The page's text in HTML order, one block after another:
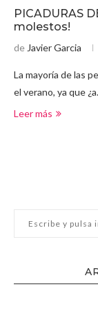
PICADURAS
molestos!
de Javier Garcia
La mayoría de las
el verano, ya que
Leer más